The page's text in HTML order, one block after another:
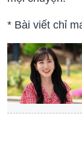
* Bài viết chỉ